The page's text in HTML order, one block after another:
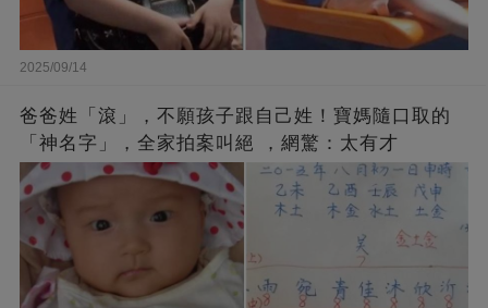
2025/09/14
爸爸姓「滾」，不願孩子跟自己姓！寶媽隨口取的
「神名字」，全家拍案叫絕 ，網驚：太有才